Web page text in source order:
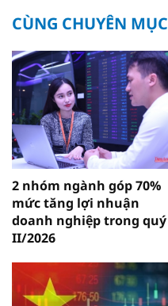
CÙNG CHUYÊN MỤC
2 nhóm ngành góp 70%
mức tăng lợi nhuận
doanh nghiệp trong quý
II/2026